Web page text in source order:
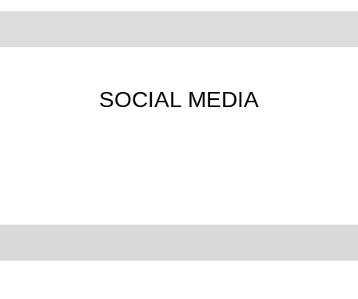
SOCIAL MEDIA